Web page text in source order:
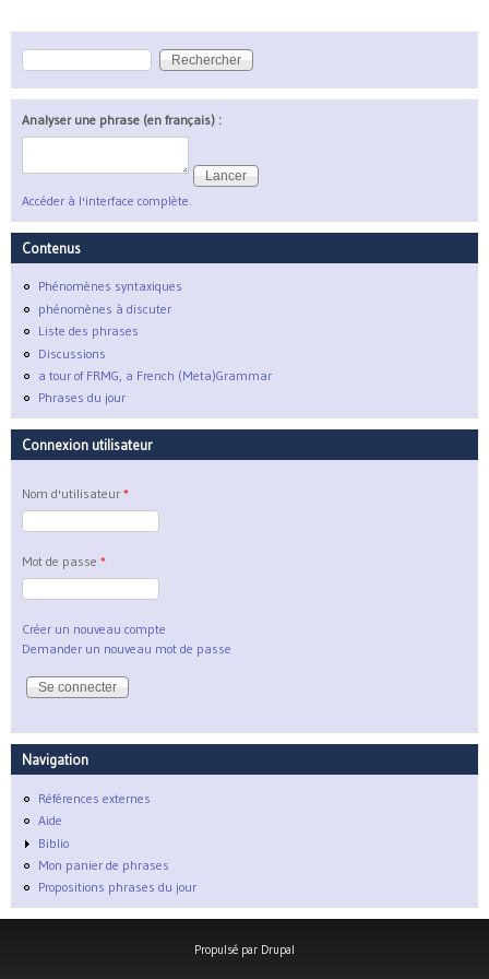
Formulaire de recherche
Rechercher
Analyser une phrase (en français) :
Accéder à l'interface complète.
Contenus
Phénomènes syntaxiques
phénomènes à discuter
Liste des phrases
Discussions
a tour of FRMG, a French (Meta)Grammar
Phrases du jour
Connexion utilisateur
Nom d'utilisateur *
Mot de passe *
Créer un nouveau compte
Demander un nouveau mot de passe
Navigation
Références externes
Aide
Biblio
Mon panier de phrases
Propositions phrases du jour
Propulsé par Drupal